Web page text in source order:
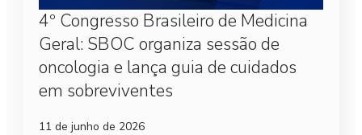
4º Congresso Brasileiro de Medicina
Geral: SBOC organiza sessão de
oncologia e lança guia de cuidados
em sobreviventes
11 de junho de 2026